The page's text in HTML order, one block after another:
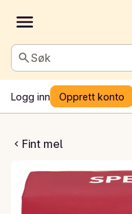
Søk
Logg inn Opprett konto
Fint mel
speltmel